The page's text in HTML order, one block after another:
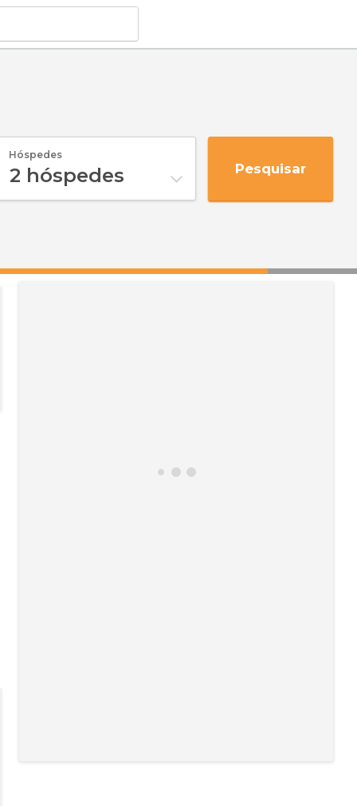
Hóspedes
2 hóspedes Pesquisar